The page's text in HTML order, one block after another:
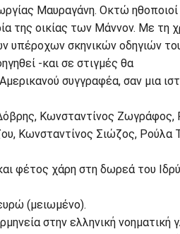
Μαυραγάνη. Οκτώ ηθοποιοί
της οικίας των Μάννον. Με τη
υπέροχων σκηνικών οδηγιών
-και σε στιγμές θα
συγγραφέα, σαν μια
Κωνσταντίνος Ζωγράφος,
Κωνσταντίνος Σιώζος, Ρούλα
φέτος χάρη στη δωρεά του
(μειωμένο).
στην ελληνική νοηματική